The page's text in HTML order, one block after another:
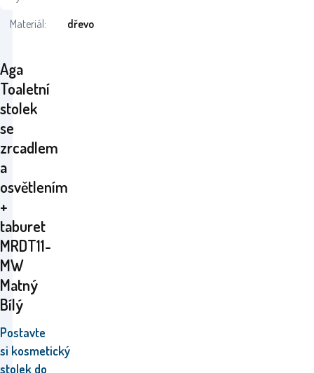
Aga
Toaletní
stolek
se
zrcadlem
a
osvětlením
+
taburet
MRDT11-
MW
Matný
Bílý
Postavte
si kosmetický
stolek do
Materiál:
dřevo